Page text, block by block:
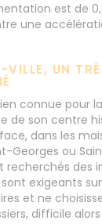
est de
une
VILLE, UN
connue pour
de son centre
dans les
Georges ou
des
exigeants
et ne
difficile